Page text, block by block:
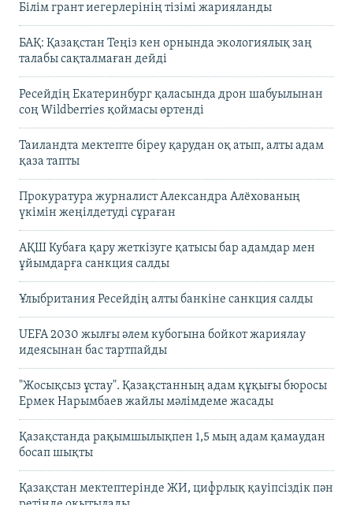
Білім грант иегерлерінің тізімі жарияланды
БАҚ: Қазақстан Теңіз кен орнында экологиялық заң
талабы сақталмаған дейді
Ресейдің Екатеринбург қаласында дрон шабуылынан
соң Wildberries қоймасы өртенді
Таиландта мектепте біреу қарудан оқ атып, алты адам
қаза тапты
Прокуратура журналист Александра Алёхованың
үкімін жеңілдетуді сұраған
АҚШ Кубаға қару жеткізуге қатысы бар адамдар мен
ұйымдарға санкция салды
Ұлыбритания Ресейдің алты банкіне санкция салды
UEFA 2030 жылғы әлем кубогына бойкот жариялау
идеясынан бас тартпайды
"Жосықсыз ұстау". Қазақстанның адам құқығы бюросы
Ермек Нарымбаев жайлы мәлімдеме жасады
Қазақстанда рақымшылықпен 1,5 мың адам қамаудан
босап шықты
Қазақстан мектептерінде ЖИ, цифрлық қауіпсіздік пән